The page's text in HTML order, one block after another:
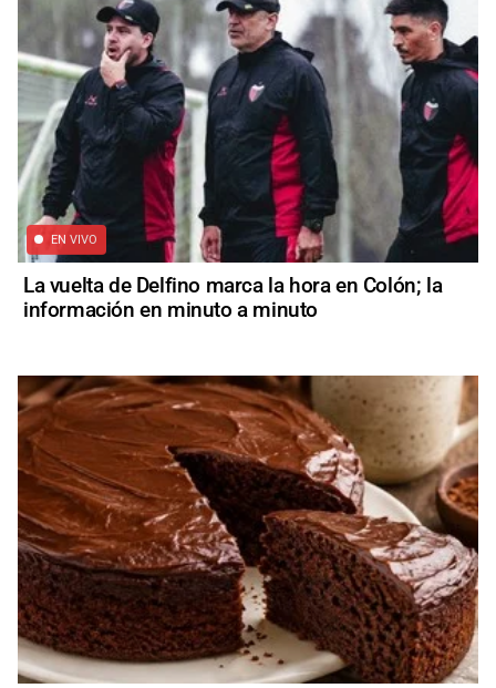
EN VIVO
La vuelta de Delfino marca la hora en Colón; la
información en minuto a minuto